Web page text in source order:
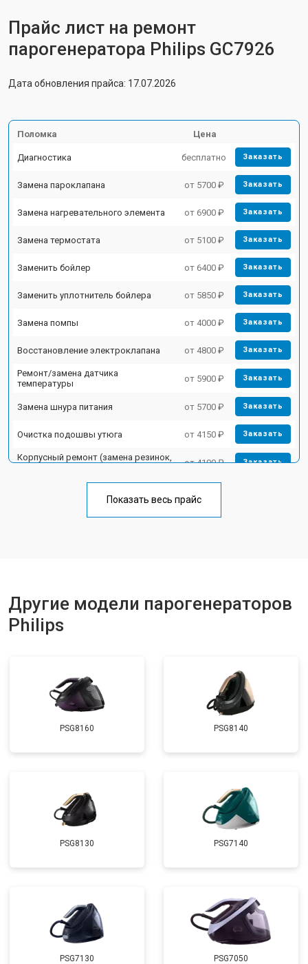
Прайс лист на ремонт
парогенератора Philips GC7926
Дата обновления прайса: 17.07.2026
Поломка Цена
Диагностика бесплатно Заказать
Замена пароклапана от 5700 ₽ Заказать
Замена нагревательного элемента от 6900 ₽ Заказать
Замена термостата от 5100 ₽ Заказать
Заменить бойлер от 6400 ₽ Заказать
Заменить уплотнитель бойлера от 5850 ₽ Заказать
Замена помпы от 4000 ₽ Заказать
Восстановление электроклапана от 4800 ₽ Заказать
Ремонт/замена датчика
температуры
от 5900 ₽ Заказать
Замена шнура питания от 5700 ₽ Заказать
Очистка подошвы утюга от 4150 ₽ Заказать
Корпусный ремонт (замена резинок,
от 4100 ₽ Заказать
Замена клапана давления от 5850 ₽
Показать весь прайс
Другие модели парогенераторов
Philips
PSG8160 PSG8140
PSG8130 PSG7140
PSG7130 PSG7050